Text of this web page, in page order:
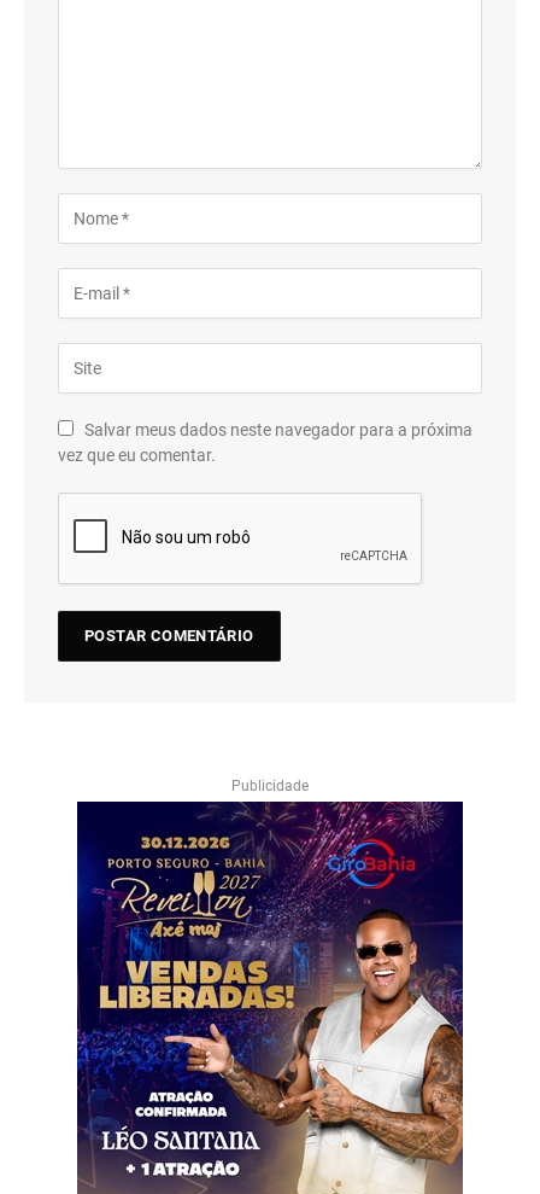
Salvar meus dados neste navegador para a próxima
vez que eu comentar.
Publicidade